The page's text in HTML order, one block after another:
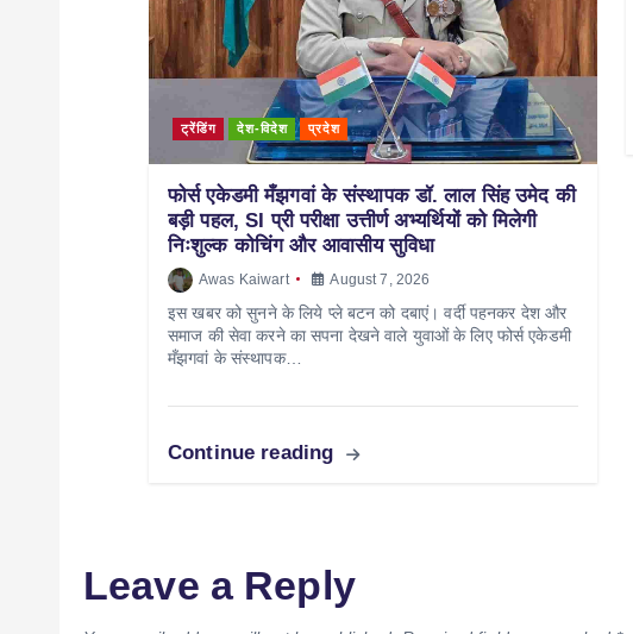
ट्रेंडिंग देश-विदेश प्रदेश
फोर्स एकेडमी मँझगवां के संस्थापक डॉ. लाल सिंह उमेद की
बड़ी पहल, SI प्री परीक्षा उत्तीर्ण अभ्यर्थियों को मिलेगी
निःशुल्क कोचिंग और आवासीय सुविधा
Awas Kaiwart August 7, 2026
इस खबर को सुनने के लिये प्ले बटन को दबाएं। वर्दी पहनकर देश और
समाज की सेवा करने का सपना देखने वाले युवाओं के लिए फोर्स एकेडमी
मँझगवां के संस्थापक…
Continue reading
Leave a Reply